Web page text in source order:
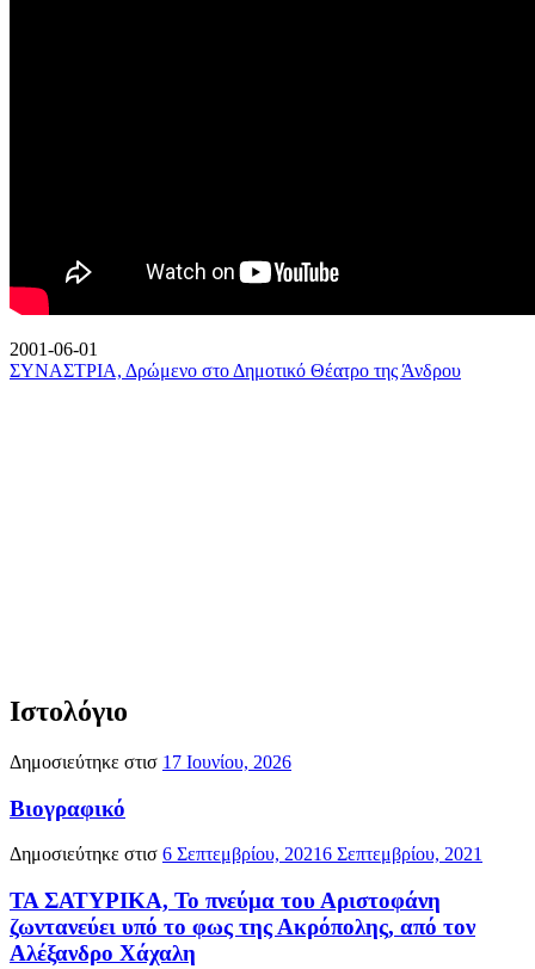
2001-06-01
ΣΥΝΑΣΤΡΙΑ, Δρώμενο στο Δημοτικό Θέατρο της Άνδρου
Ιστολόγιο
Δημοσιεύτηκε στισ 17 Ιουνίου, 2026
Βιογραφικό
Δημοσιεύτηκε στισ 6 Σεπτεμβρίου, 20216 Σεπτεμβρίου, 2021
ΤΑ ΣΑΤΥΡΙΚΑ, Το πνεύμα του Αριστοφάνη
ζωντανεύει υπό το φως της Ακρόπολης, από τον
Αλέξανδρο Χάχαλη